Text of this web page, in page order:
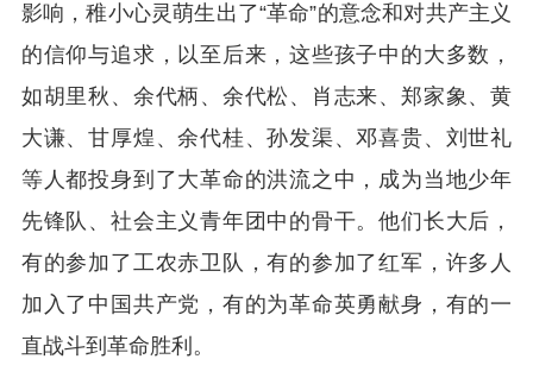
影响，稚小心灵萌生出了“革命”的意念和对共产主义
的信仰与追求，以至后来，这些孩子中的大多数，
如胡里秋、余代柄、余代松、肖志来、郑家象、黄
大谦、甘厚煌、余代桂、孙发渠、邓喜贵、刘世礼
等人都投身到了大革命的洪流之中，成为当地少年
先锋队、社会主义青年团中的骨干。他们长大后，
有的参加了工农赤卫队，有的参加了红军，许多人
加入了中国共产党，有的为革命英勇献身，有的一
直战斗到革命胜利。